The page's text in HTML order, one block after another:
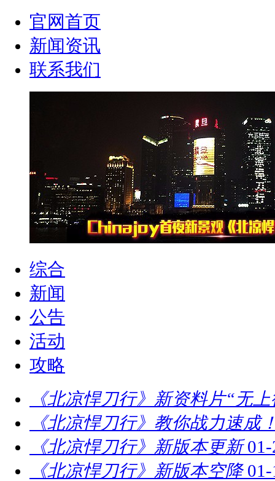
官网首页
新闻资讯
联系我们
综合
新闻
公告
活动
攻略
《北凉悍刀行》新资料片“无
《北凉悍刀行》教你战力速成
《北凉悍刀行》新版本更新
《北凉悍刀行》新版本空降